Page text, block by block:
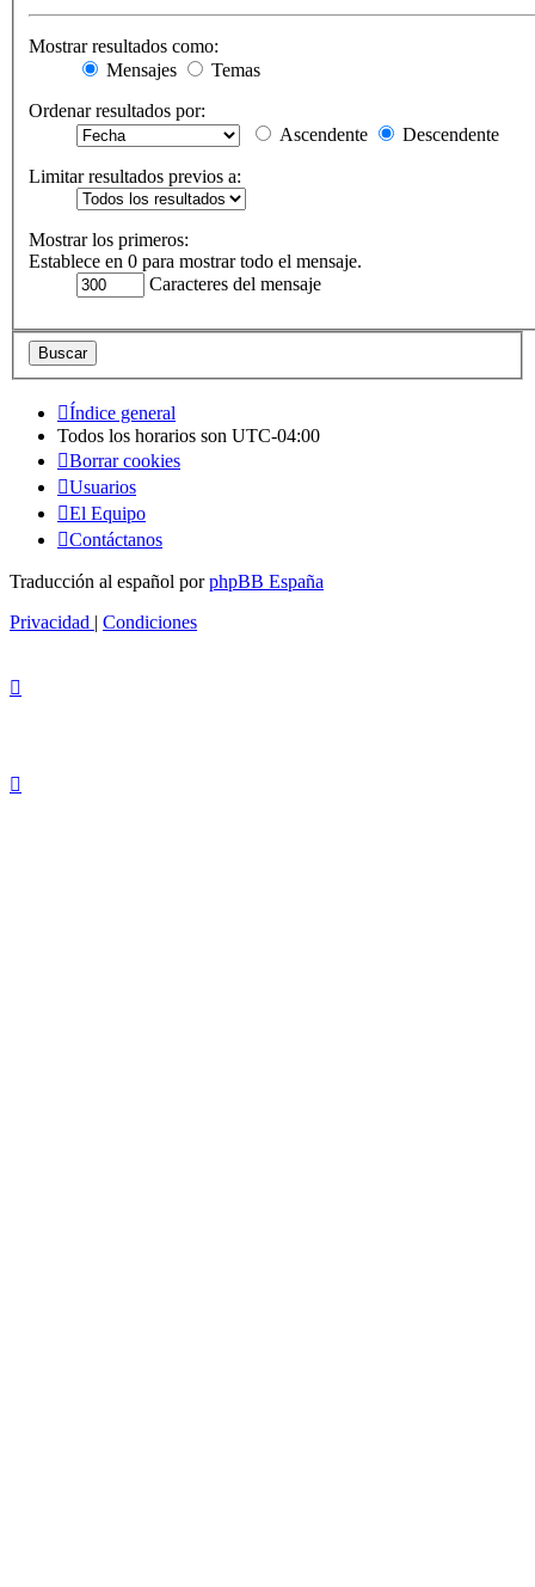
Mostrar resultados como:
Mensajes
Temas
Ordenar resultados por:
Ascendente
Descendente
Limitar resultados previos a:
Mostrar los primeros:
Establece en 0 para mostrar todo el mensaje.
Caracteres del mensaje
Índice general
Todos los horarios son UTC-04:00
Borrar cookies
Usuarios
El Equipo
Contáctanos
Traducción al español porphpBB España
Privacidad | Condiciones